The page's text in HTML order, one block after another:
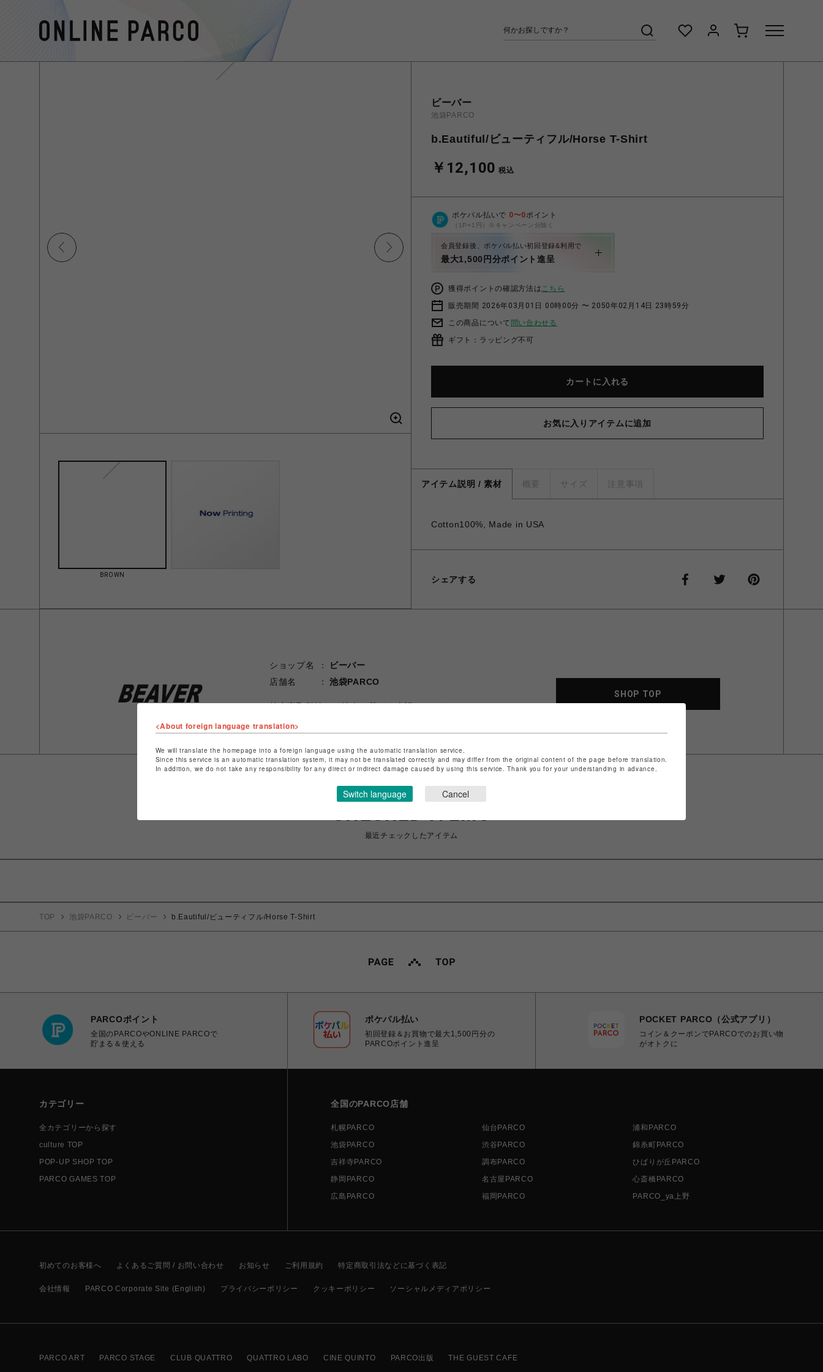
BROWN
ビーバー
池袋PARCO
b.Eautiful/ビューティフル/Horse T-Shirt
￥12,100 税込
ポケパル払いで 0〜0ポイント
（1P=1円）※キャンペーン分除く
会員登録後、ポケパル払い初回登録&利用で
最大1,500円分ポイント進呈
獲得ポイントの確認方法はこちら
販売期間 2026年03月01日 00時00分 〜 2050年02月14日 23時59分
この商品について 問い合わせる
ギフト：ラッピング不可
カートに入れる
お気に入りアイテムに追加
アイテム説明 / 素材 概要 サイズ 注意事項
Cotton100%, Made in USA
シェアする
ショップ名
ビーバー
店舗名
池袋PARCO
特定商取引法など法令に基づく表記はこちら
ショップお問い合わせは
SHOP TOP
CHECKED ITEMS
最近チェックしたアイテム
TOP 池袋PARCO ビーバー b.Eautiful/ビューティフル/Horse T-Shirt
PARCOポイント
全国のPARCOやONLINE PARCOで
貯まる＆使える
ポケパル払い
初回登録＆お買物で最大1,500円分の
PARCOポイント進呈
POCKET PARCO（公式アプリ）
コイン＆クーポンでPARCOでのお買い物
がオトクに
カテゴリー
全カテゴリーから探す
culture TOP
POP-UP SHOP TOP
PARCO GAMES TOP
全国のPARCO店舗
札幌PARCO 仙台PARCO
浦和PARCO
池袋PARCO
渋谷PARCO
錦糸町PARCO
吉祥寺PARCO
調布PARCO
ひばりが丘PARCO
静岡PARCO
名古屋PARCO
心斎橋PARCO
広島PARCO
福岡PARCO PARCO_ya上野
初めてのお客様へ よくあるご質問 / お問い合わせ お知らせ ご利用規約 特定商取引法などに基づく表記
会社情報 PARCO Corporate Site (English) プライバシーポリシー クッキーポリシー ソーシャルメディアポリシー
PARCO ART PARCO STAGE CLUB QUATTRO QUATTRO LABO CINE QUINTO PARCO出版 THE GUEST CAFE
<About foreign language translation>
We will translate the homepage into a foreign language using the automatic translation service.
Since this service is an automatic translation system, it may not be translated correctly and may differ from the original content of the page before translation.
In addition, we do not take any responsibility for any direct or indirect damage caused by using this service. Thank you for your understanding in advance.
Switch language Cancel